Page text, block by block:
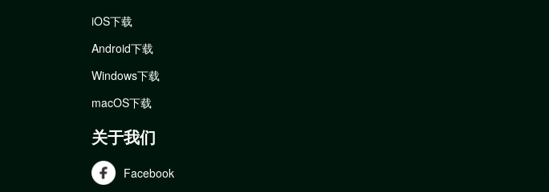
iOS下载
Android下载
Windows下载
macOS下载
关于我们
Facebook